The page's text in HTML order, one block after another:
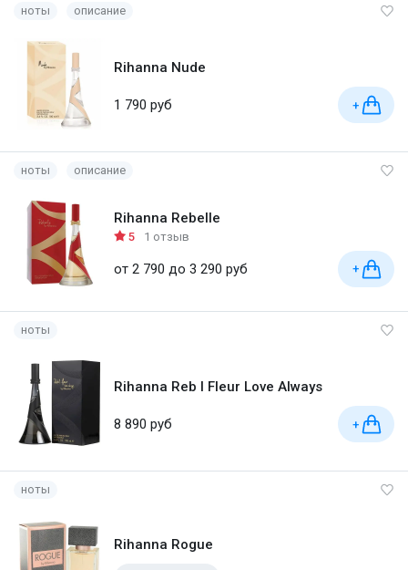
ноты описание
Rihanna Nude
1 790 руб +
ноты описание
Rihanna Rebelle
5 1 отзыв
от 2 790 до 3 290 руб +
ноты
Rihanna Reb l Fleur Love Always
8 890 руб +
ноты
Rihanna Rogue